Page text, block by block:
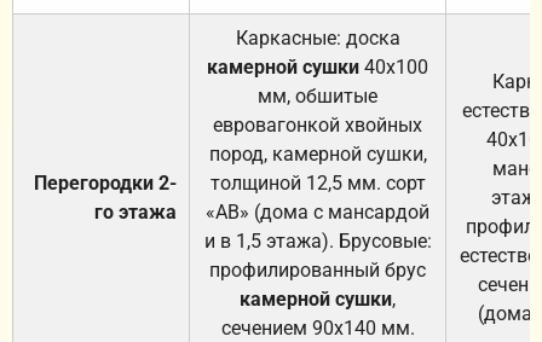
Перегородки 2-
го этажа
Каркасные: доска
камерной сушки 40х100
мм, обшитые
евровагонкой хвойных
пород, камерной сушки,
толщиной 12,5 мм. сорт
«АВ» (дома с мансардой
и в 1,5 этажа). Брусовые:
профилированный брус
камерной сушки,
сечением 90х140 мм.
(дома